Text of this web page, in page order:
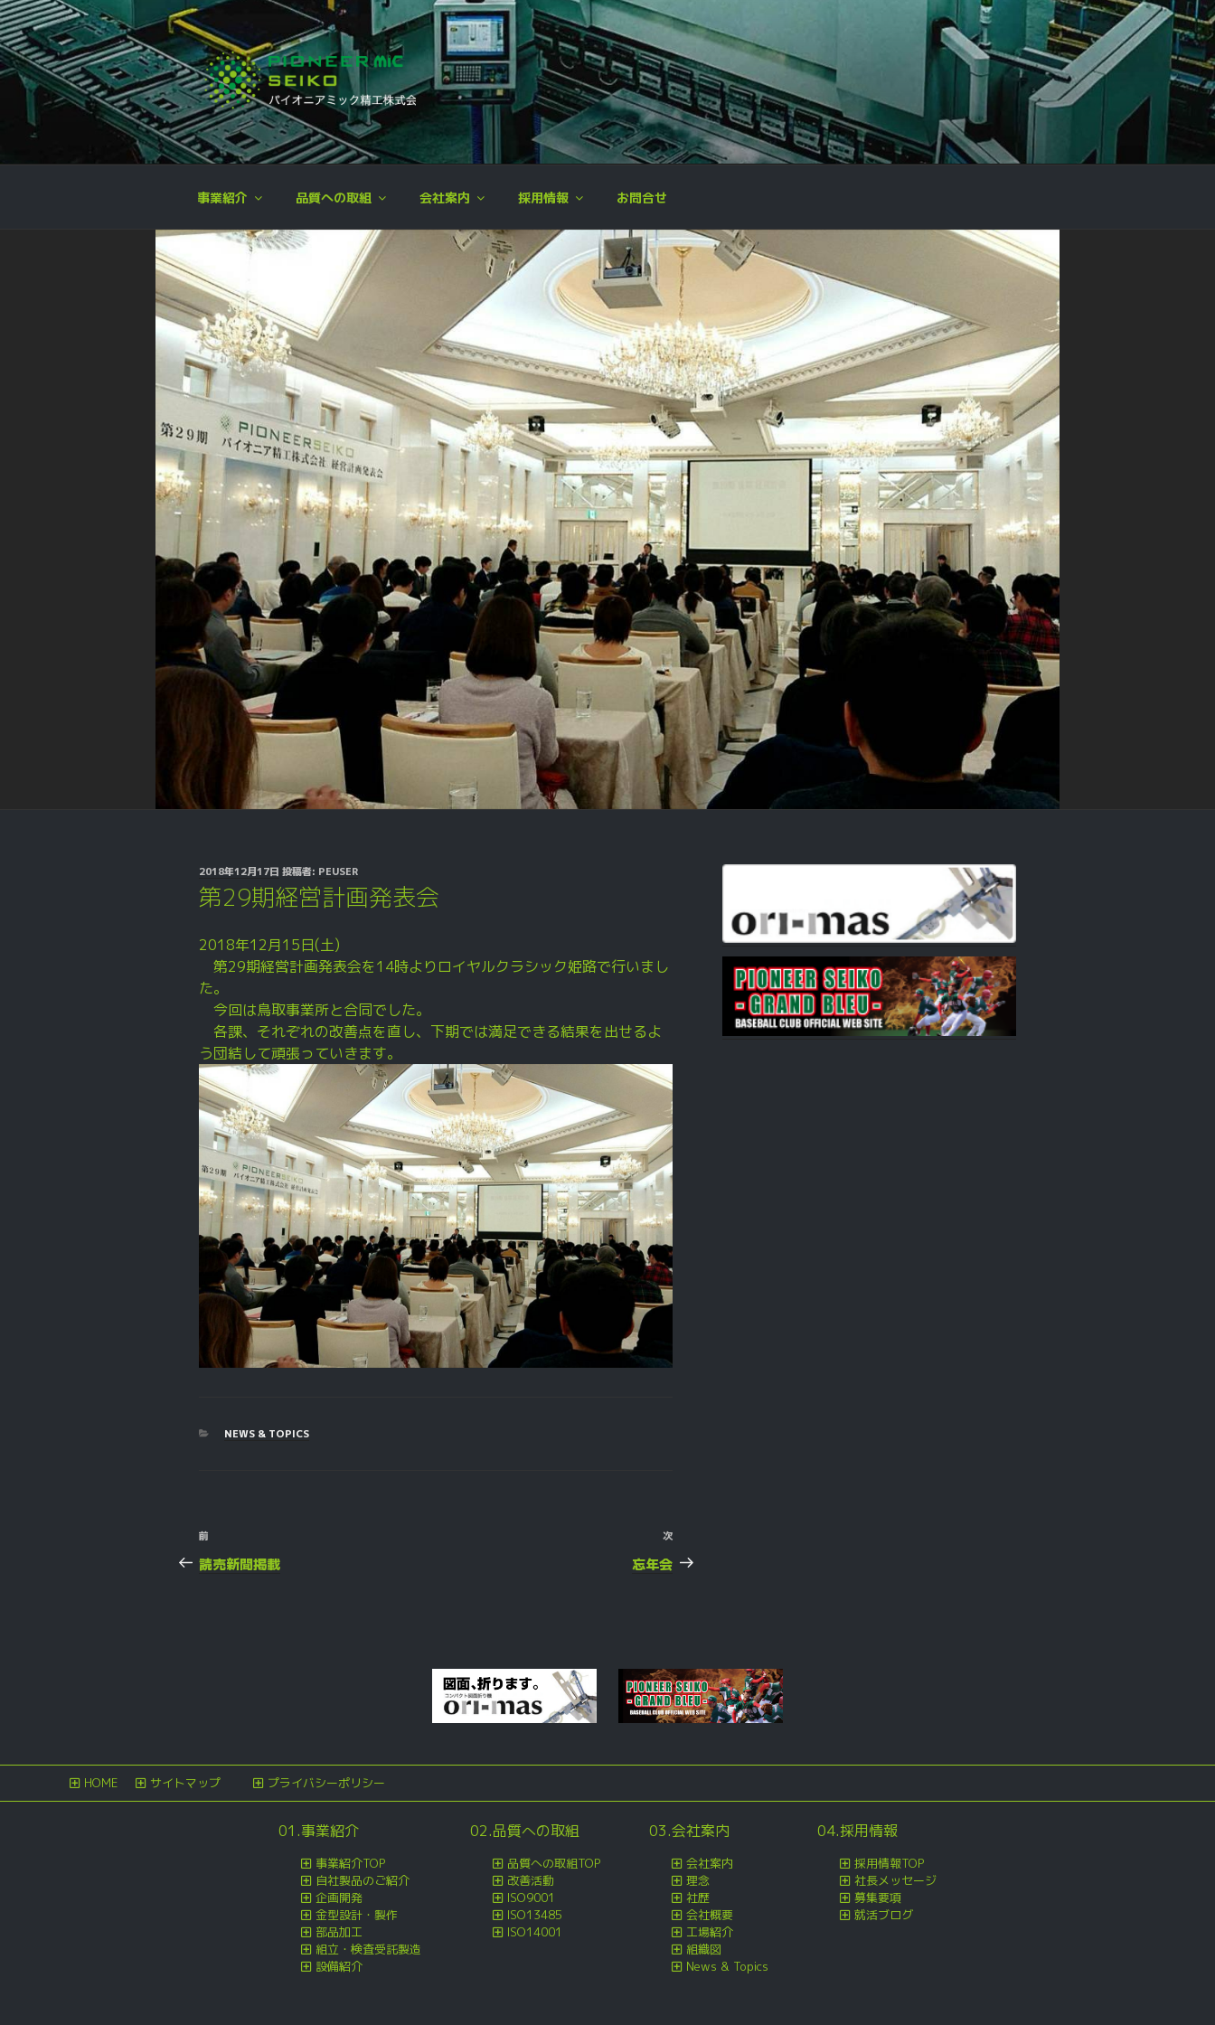
コ
ン
テ
ン
キ
パイオニア ミック精工株式会社
企画開発,設計,金型製作,プレス加工,板金加工,各種溶接,製品組立,検査
事業紹介 品質への取組 会社案内 採用情報 お問合せ
投
稿
日:
2018年12月17日 投稿者: PEUSER
第29期経営計画発表会
2018年12月15日(土)
第29期経営計画発表会を14時よりロイヤルクラシック姫路で行いまし
た。
今回は鳥取事業所と合同でした。
各課、それぞれの改善点を直し、下期では満足できる結果を出せるよ
う団結して頑張っていきます。
カ
NEWS & TOPICS
投
稿
ョ
ン
過
去
前
読売新聞掲載
次
の
次
忘年会
HOME サイトマップ プライバシーポリシー
01.事業紹介
事業紹介TOP
自社製品のご紹介
企画開発
金型設計・製作
部品加工
組立・検査受託製造
設備紹介
02.品質への取組
品質への取組TOP
改善活動
ISO9001
ISO13485
ISO14001
03.会社案内
会社案内
理念
社歴
会社概要
工場紹介
組織図
News & Topics
04.採用情報
採用情報TOP
社長メッセージ
募集要項
就活ブログ